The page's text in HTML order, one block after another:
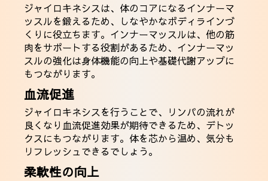
ジャイロキネシスは、体のコアになるインナーマ
ッスルを鍛えるため、しなやかなボディラインづ
くりに役立ちます。インナーマッスルは、他の筋
肉をサポートする役割があるため、インナーマッ
スルの強化は身体機能の向上や基礎代謝アップに
もつながります。
血流促進
ジャイロキネシスを行うことで、リンパの流れが
良くなり血流促進効果が期待できるため、デトッ
クスにもつながります。体を芯から温め、気分も
リフレッシュできるでしょう。
柔軟性の向上